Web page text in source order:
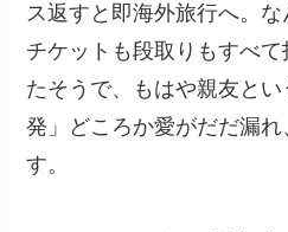
ス返すと即海外旅行へ。な
チケットも段取りもすべ
たそうで、もはや親友と
発」どころか愛がだだ漏
す。